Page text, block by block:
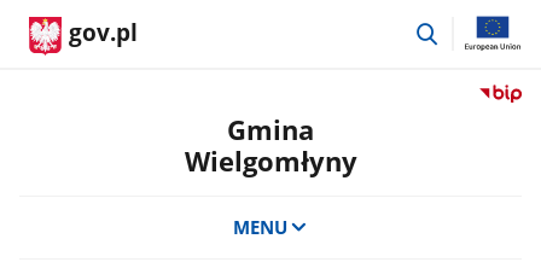
gov.pl
przejdź
Przejdź
Gmina
Wielgomłyny
MENU